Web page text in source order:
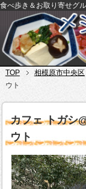
食べ歩き＆お取り寄せグ
TOP 相模原市中央区
ウト
カフェ トガシ
ウト